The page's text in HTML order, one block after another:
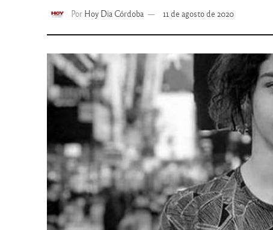
Por Hoy Dia Córdoba 11 de agosto de 2020